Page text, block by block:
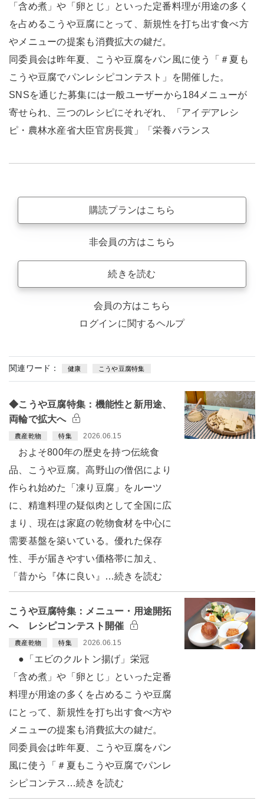
「含め煮」や「卵とじ」といった定番料理が用途の多く
を占めるこうや豆腐にとって、新規性を打ち出す食べ方
やメニューの提案も消費拡大の鍵だ。
同委員会は昨年夏、こうや豆腐をパン風に使う「＃夏も
こうや豆腐でパンレシピコンテスト」を開催した。
SNSを通じた募集には一般ユーザーから184メニューが
寄せられ、三つのレシピにそれぞれ、「アイデアレシ
ピ・農林水産省大臣官房長賞」「栄養バランス
購読プランはこちら
非会員の方はこちら
続きを読む
会員の方はこちら
ログインに関するヘルプ
関連ワード： 健康 こうや豆腐特集
◆こうや豆腐特集：機能性と新用途、
両輪で拡大へ
農産乾物 特集 2026.06.15
およそ800年の歴史を持つ伝統食
品、こうや豆腐。高野山の僧侶により
作られ始めた「凍り豆腐」をルーツ
に、精進料理の疑似肉として全国に広
まり、現在は家庭の乾物食材を中心に
需要基盤を築いている。優れた保存
性、手が届きやすい価格帯に加え、
「昔から『体に良い』…続きを読む
こうや豆腐特集：メニュー・用途開拓
へ レシピコンテスト開催
農産乾物 特集 2026.06.15
●「エビのクルトン揚げ」栄冠
「含め煮」や「卵とじ」といった定番
料理が用途の多くを占めるこうや豆腐
にとって、新規性を打ち出す食べ方や
メニューの提案も消費拡大の鍵だ。
同委員会は昨年夏、こうや豆腐をパン
風に使う「＃夏もこうや豆腐でパンレ
シピコンテス…続きを読む